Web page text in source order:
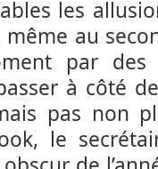
les
au
par des
à côté
pas non
le